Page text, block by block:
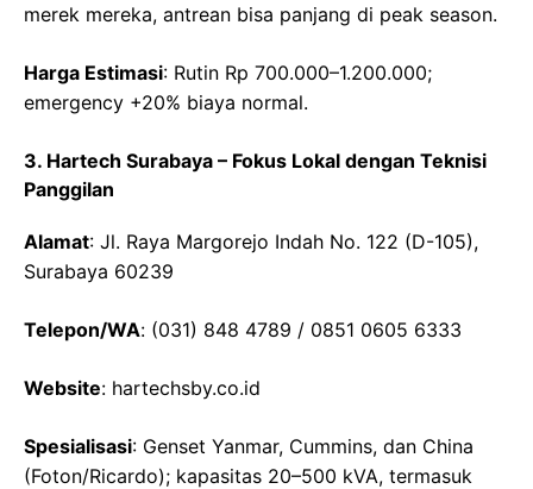
merek mereka, antrean bisa panjang di peak season.
Harga Estimasi: Rutin Rp 700.000–1.200.000;
emergency +20% biaya normal.
3. Hartech Surabaya – Fokus Lokal dengan Teknisi
Panggilan
Alamat: Jl. Raya Margorejo Indah No. 122 (D-105),
Surabaya 60239
Telepon/WA: (031) 848 4789 / 0851 0605 6333
Website: hartechsby.co.id
Spesialisasi: Genset Yanmar, Cummins, dan China
(Foton/Ricardo); kapasitas 20–500 kVA, termasuk